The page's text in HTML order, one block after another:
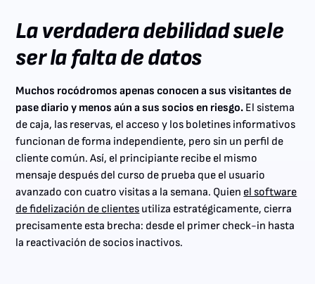
La verdadera debilidad suele
ser la falta de datos
Muchos rocódromos apenas conocen a sus visitantes de
pase diario y menos aún a sus socios en riesgo. El sistema
de caja, las reservas, el acceso y los boletines informativos
funcionan de forma independiente, pero sin un perfil de
cliente común. Así, el principiante recibe el mismo
mensaje después del curso de prueba que el usuario
avanzado con cuatro visitas a la semana. Quien el software
de fidelización de clientes utiliza estratégicamente, cierra
precisamente esta brecha: desde el primer check-in hasta
la reactivación de socios inactivos.